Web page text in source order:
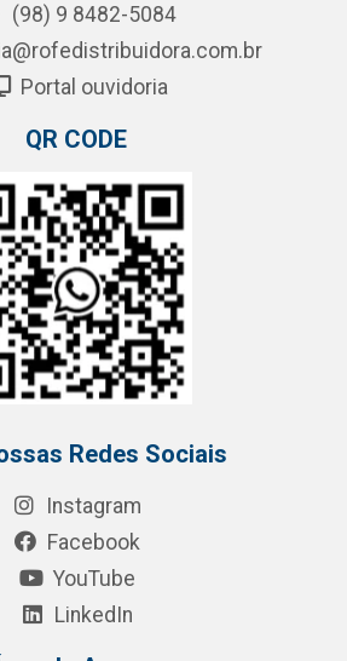
(98) 9 8482-5084
Portal ouvidoria
QR CODE
Redes Sociais
Instagram
Facebook
YouTube
LinkedIn